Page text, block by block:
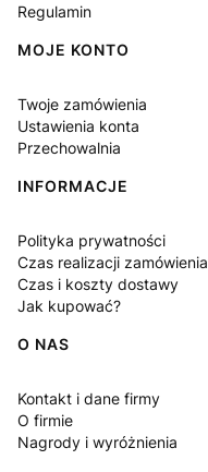
Regulamin
MOJE KONTO
Twoje zamówienia
Ustawienia konta
Przechowalnia
INFORMACJE
Polityka prywatności
Czas realizacji zamówienia
Czas i koszty dostawy
Jak kupować?
O NAS
Kontakt i dane firmy
O firmie
Nagrody i wyróżnienia